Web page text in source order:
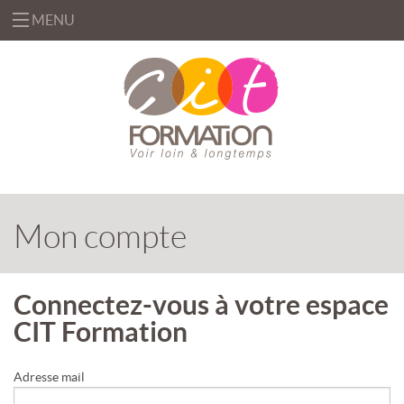
MENU
INFORMATIQUE
MANAGEMENT
PROFESSIONNELLE
FORMATION
INGÉNIERIE
CHANGEMENT
DÉLÉGATION
DE
CENTRE
RESSOURCES
PRÉSENTIEL
INTRA
INTER
«
QUI
Mon compte
Connectez-vous à votre espace
CIT Formation
Adresse mail